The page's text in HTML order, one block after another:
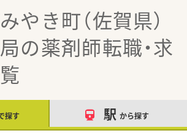
やき町（佐賀県）
の薬剤師転職・求
探す 駅 から探す